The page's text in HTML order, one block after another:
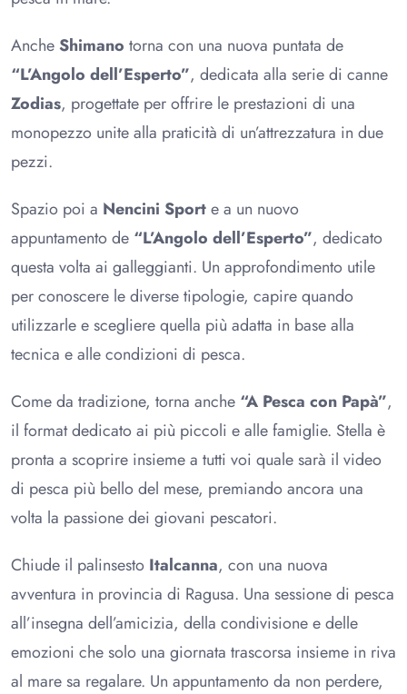
AncheShimano torna con una nuova puntata de
“L’Angolo dell’Esperto”, dedicata alla serie di canne
Zodias, progettate per offrire le prestazioni di una
monopezzo unite alla praticità di un’attrezzatura in due
pezzi.
Spazio poi a Nencini Sporte a un nuovo
appuntamento de “L’Angolo dell’Esperto”, dedicato
questa volta ai galleggianti. Un approfondimento utile
per conoscere le diverse tipologie, capire quando
utilizzarle e scegliere quella più adatta in base alla
tecnica e alle condizioni di pesca.
Come da tradizione, torna anche “A Pesca con Papà”,
il format dedicato ai più piccoli e alle famiglie. Stella è
pronta a scoprire insieme a tutti voi quale sarà il video
di pesca più bello del mese, premiando ancora una
volta la passione dei giovani pescatori.
Chiude il palinsesto Italcanna, con una nuova
avventura in provincia di Ragusa. Una sessione di pesca
all’insegna dell’amicizia, della condivisione e delle
emozioni che solo una giornata trascorsa insieme in riva
al mare sa regalare. Un appuntamento da non perdere,